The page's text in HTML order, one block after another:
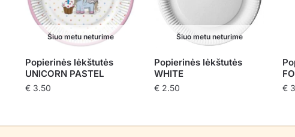
Šiuo metu neturime
Popierinės lėkštutės
UNICORN PASTEL
€3.50
Šiuo metu neturime
Popierinės lėkštutės
WHITE
€2.50 €